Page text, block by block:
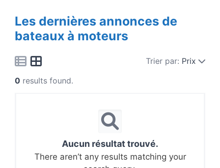
Les dernières annonces de
bateaux à moteurs
Trier par: Prix
0 results found.
Aucun résultat trouvé.
There aren’t any results matching your